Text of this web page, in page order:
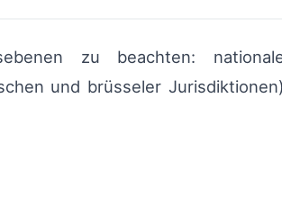
zu beachten:
und brüsseler Jurisdiktionen)